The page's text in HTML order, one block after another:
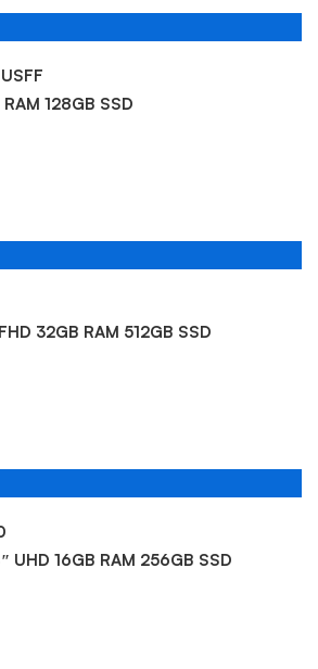
128GB SSD
32GB RAM 512GB SSD
16GB RAM 256GB SSD